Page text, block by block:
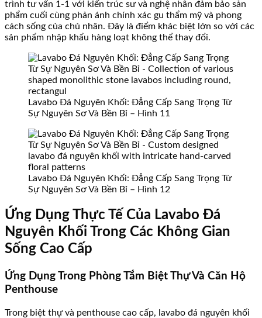
trình tư vấn 1-1 với kiến trúc sư và nghệ nhân đảm bảo sản
phẩm cuối cùng phản ánh chính xác gu thẩm mỹ và phong
cách sống của chủ nhân. Đây là điểm khác biệt lớn so với các
sản phẩm nhập khẩu hàng loạt không thể thay đổi.
Lavabo Đá Nguyên Khối: Đẳng Cấp Sang Trọng Từ
Sự Nguyên Sơ Và Bền Bỉ – Hình 11
Lavabo Đá Nguyên Khối: Đẳng Cấp Sang Trọng Từ
Sự Nguyên Sơ Và Bền Bỉ – Hình 12
Ứng Dụng Thực Tế Của Lavabo Đá
Nguyên Khối Trong Các Không Gian
Sống Cao Cấp
Ứng Dụng Trong Phòng Tắm Biệt Thự Và Căn Hộ
Penthouse
Trong biệt thự và penthouse cao cấp, lavabo đá nguyên khối